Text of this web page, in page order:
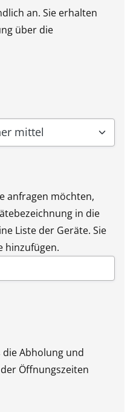
an. Sie erhalten
über die
mittel
anfragen möchten,
in die
Liste der Geräte. Sie
hinzufügen.
die Abholung und
Öffnungszeiten